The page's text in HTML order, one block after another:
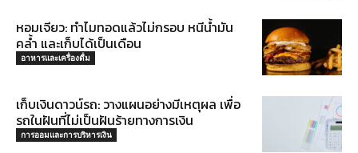
หอมเจียว: ทำไมทอดแล้วไม่กรอบ หนีน้ำมัน
คล้ำ และเก็บได้เป็นเดือน
อาหารและเครื่องดื่ม
เก็บเงินดาวน์รถ: วางแผนอย่างมีเหตุผล เพื่อ
รถในฝันที่ไม่เป็นฝันร้ายทางการเงิน
การออมและการบริหารเงิน